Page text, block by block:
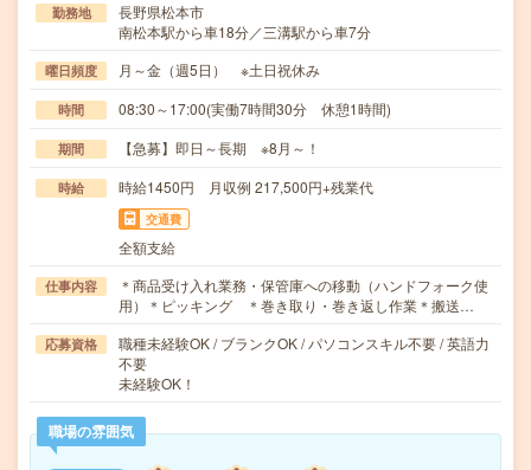
勤務地
長野県松本市
南松本駅から車18分／三溝駅から車7分
曜日頻度 月～金（週5日） ※土日祝休み
時間 08:30～17:00(実働7時間30分 休憩1時間)
期間 【急募】即日～長期 ※8月～！
時給 時給1450円 月収例 217,500円+残業代
交通費
全額支給
仕事内容
＊商品受け入れ業務・保管庫への移動（ハンドフォーク使
用）＊ピッキング ＊巻き取り・巻き返し作業＊搬送…
応募資格
職種未経験OK / ブランクOK / パソコンスキル不要 / 英語力
不要
未経験OK！
職場の雰囲気